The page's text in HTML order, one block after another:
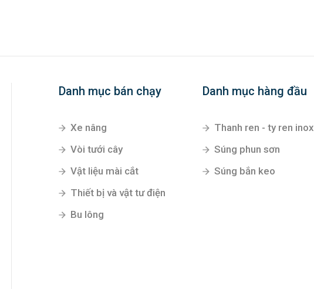
Danh mục bán chạy
Xe nâng
Vòi tưới cây
Vật liệu mài cắt
Thiết bị và vật tư điện
Bu lông
Danh mục hàng đầu
Thanh ren - ty ren inox
Súng phun sơn
Súng bắn keo